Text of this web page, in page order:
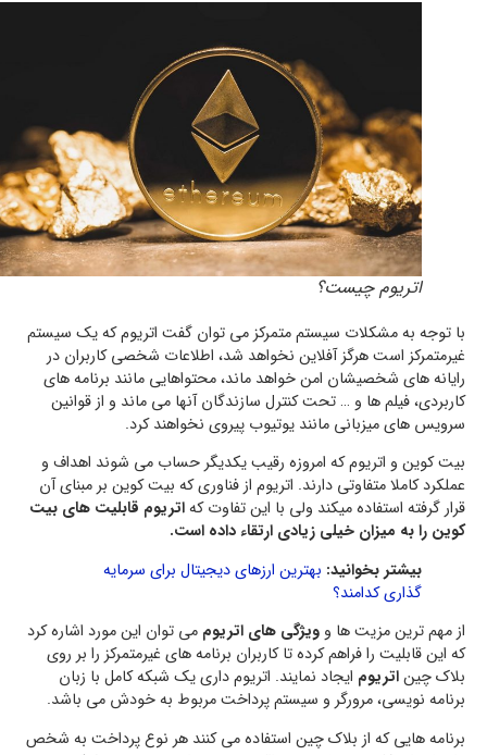
اتریوم چیست؟
با توجه به مشکلات سیستم متمرکز می توان گفت اتریوم که یک سیستم
غیرمتمرکز است هرگز آفلاین نخواهد شد، اطلاعات شخصی کاربران در
رایانه های شخصیشان امن خواهد ماند، محتواهایی مانند برنامه های
کاربردی، فیلم ها و … تحت کنترل سازندگان آنها می ماند و از قوانین
سرویس های میزبانی مانند یوتیوب پیروی نخواهند کرد.
بیت کوین و اتریوم که امروزه رقیب یکدیگر حساب می شوند اهداف و
عملکرد کاملا متفاوتی دارند. اتریوم از فناوری که بیت کوین بر مبنای آن
قرار گرفته استفاده میکند ولی با این تفاوت کهاتریوم قابلیت های بیت
کوین را به میزان خیلی زیادی ارتقاء داده است.
بیشتر بخوانید:بهترین ارزهای دیجیتال برای سرمایه
گذاری کدامند؟
از مهم ترین مزیت ها وویژگی های اتریوممی توان این مورد اشاره کرد
که این قابلیت را فراهم کرده تا کاربران برنامه های غیرمتمرکز را بر روی
بلاک چیناتریومایجاد نمایند. اتریوم داری یک شبکه کامل با زبان
برنامه نویسی، مرورگر و سیستم پرداخت مربوط به خودش می باشد.
برنامه هایی که از بلاک چین استفاده می کنند هر نوع پرداخت به شخص